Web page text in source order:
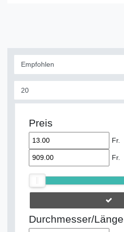
Preis
Fr.
Fr.
Durchmesser/